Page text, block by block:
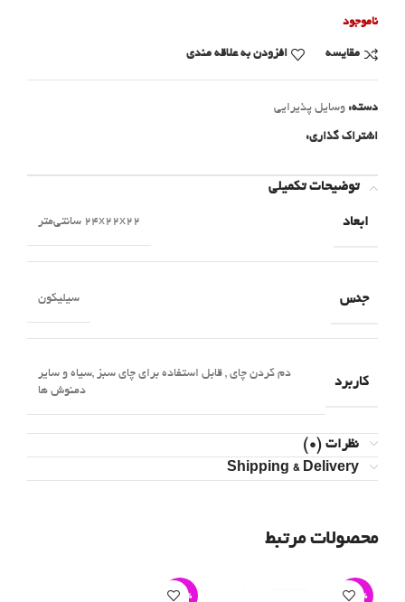
ناموجود
مقايسه افزودن به علاقه مندی
دسته: وسایل پذیرایی
اشتراک گذاری:
توضیحات تکمیلی
ابعاد 24x22x22 سانتی‌متر
جنس سیلیکون
کاربرد
دم کردن چای , قابل استفاده برای چای سبز ,سیاه و سایر
دمنوش ها
نظرات (0)
Shipping & Delivery
محصولات مرتبط
-24%
-26%